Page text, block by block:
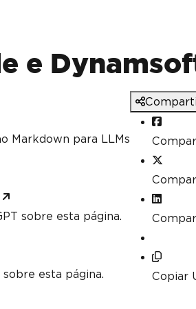
types to search for would
AllOneDimensional
barcodes from multiple
barcode reading
in which to scan for barcodes
significantly improve performance
try to read with both the
e
Markdown para LLMs
sobre esta página.
esta página.
Copiar